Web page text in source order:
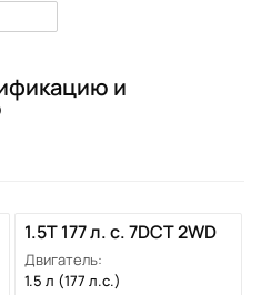
и
1.5T 177 л. с. 7DCT 2WD
Двигатель:
1.5 л (177 л.с.)